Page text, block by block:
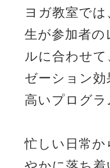
ヨガ教室では
生が参加者の
ルに合わせ
ゼーション効
高いプログ
忙しい日常